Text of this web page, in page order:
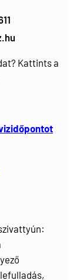
Kattints a